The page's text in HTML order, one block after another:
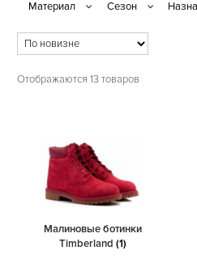
Отображаются 13 товаров
Малиновые ботинки
Timberland (1)